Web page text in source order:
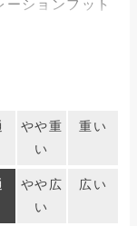
ションフット
イエローをデ
のリフレクタ
なデザインで
ンドとして誕
やや重
い
重い
やや広
い
広い